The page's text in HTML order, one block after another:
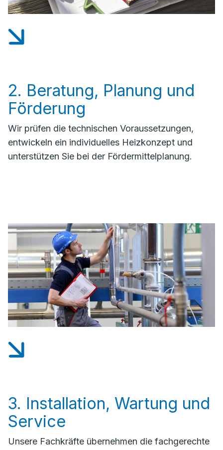
2. Beratung, Planung und
Förderung
Wir prüfen die technischen Voraussetzungen,
entwickeln ein individuelles Heizkonzept und
unterstützen Sie bei der Fördermittelplanung.
3. Installation, Wartung und
Service
Unsere Fachkräfte übernehmen die fachgerechte